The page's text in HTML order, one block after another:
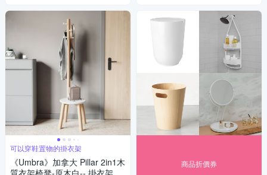
可以穿鞋置物的掛衣架
《Umbra》加拿大 Pillar 2in1木
商品折價券